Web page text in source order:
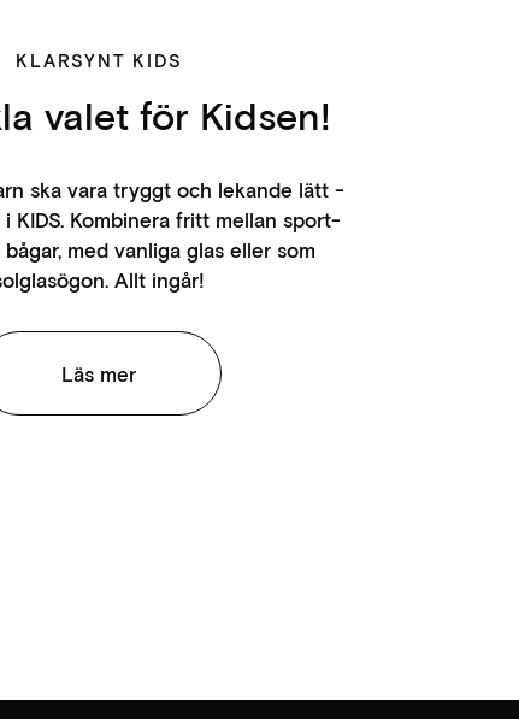
KLARSYNT KIDS
valet för Kidsen!
ska vara tryggt och lekande lätt -
KIDS. Kombinera fritt mellan sport-
med vanliga glas eller som
Allt ingår!
Läs mer